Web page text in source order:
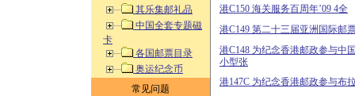
其乐集邮礼品
中国全套专题磁
卡
各国邮票目录
奥运纪念币
常见问题
港C150 海关服务百周年’09 4全
港C149 第二十三届亚洲国际邮
港C148 为纪念香港邮政参与中
小型张
港147C 为纪念香港邮政参与布